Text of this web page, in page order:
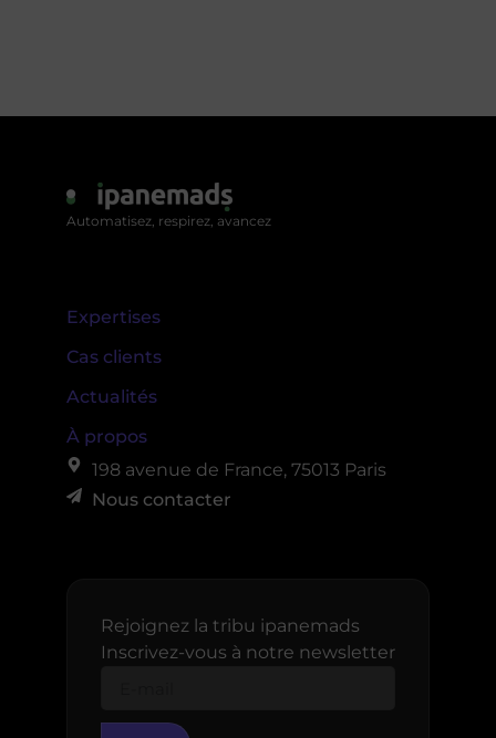
Automatisez, respirez, avancez
Expertises
Cas clients
Actualités
À propos
198 avenue de France, 75013 Paris
Nous contacter
Rejoignez la tribu ipanemads
Inscrivez-vous à notre newsletter